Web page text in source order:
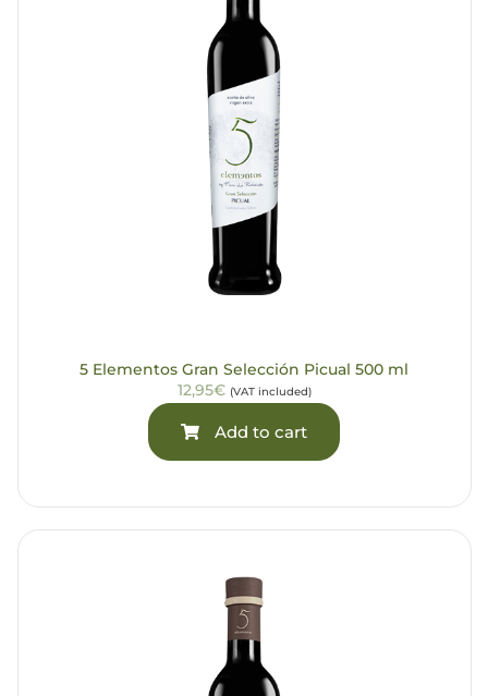
5 Elementos Gran Selección Picual 500 ml
12,95€ (VAT included)
Add to cart